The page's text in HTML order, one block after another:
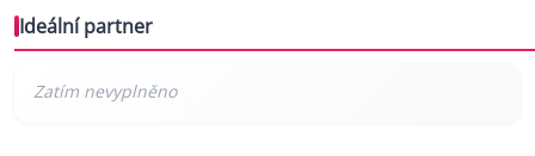
Ideální partner